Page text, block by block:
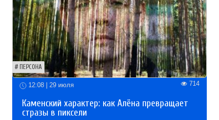
ПЕРСОНА
12:08 | 29 июля 714
Каменский характер: как Алёна превращает
стразы в пиксели